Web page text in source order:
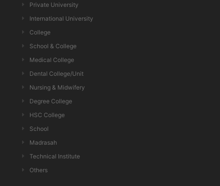
Private University
International University
College
School & College
Medical College
Dental College/Unit
Nursing & Midwifery
Degree College
HSC College
School
Madrasah
Technical Institute
Others